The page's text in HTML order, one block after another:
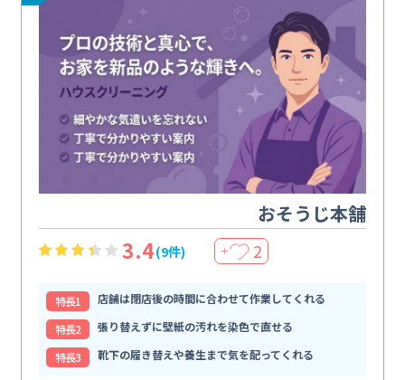
おそうじ本舗
3.4(9件) ＋ 2
特⻑1
店舗は閉店後の時間に合わせて作業してくれる
特⻑2
張り替えずに壁紙の汚れを染色で直せる
特⻑3
靴下の履き替えや養生まで気を配ってくれる